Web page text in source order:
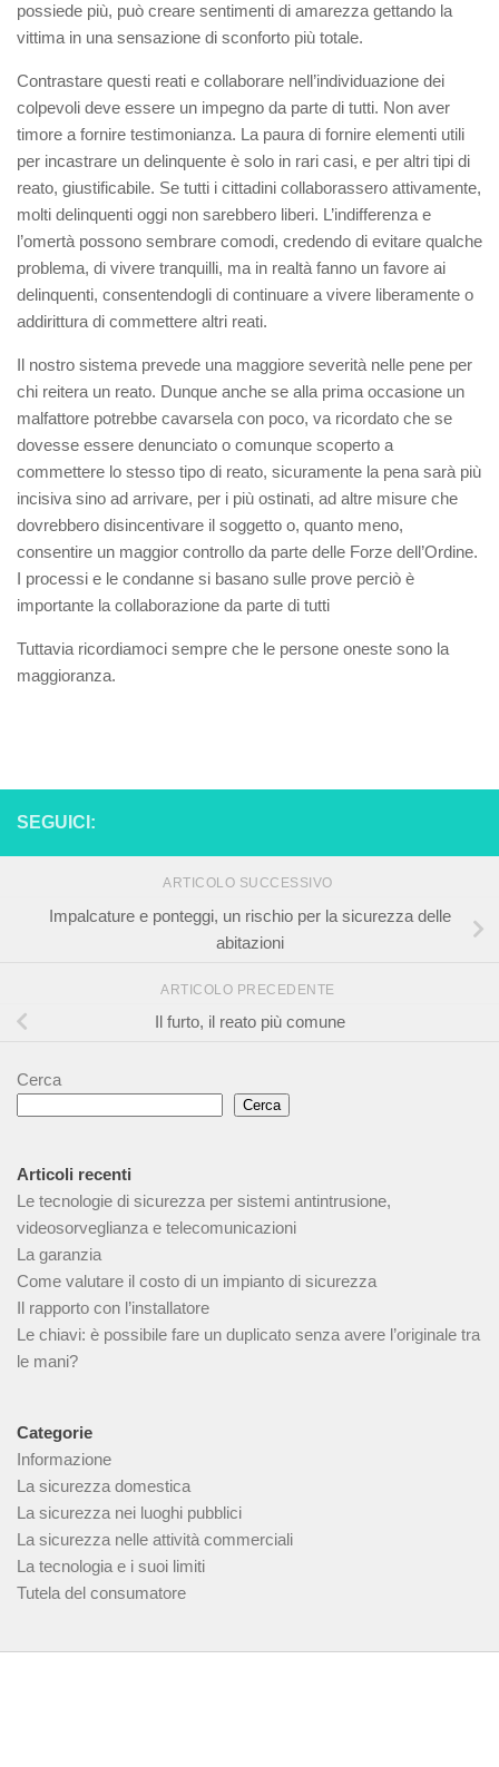
possiede più, può creare sentimenti di amarezza gettando la
vittima in una sensazione di sconforto più totale.
Contrastare questi reati e collaborare nell’individuazione dei
colpevoli deve essere un impegno da parte di tutti. Non aver
timore a fornire testimonianza. La paura di fornire elementi utili
per incastrare un delinquente è solo in rari casi, e per altri tipi di
reato, giustificabile. Se tutti i cittadini collaborassero attivamente,
molti delinquenti oggi non sarebbero liberi. L’indifferenza e
l’omertà possono sembrare comodi, credendo di evitare qualche
problema, di vivere tranquilli, ma in realtà fanno un favore ai
delinquenti, consentendogli di continuare a vivere liberamente o
addirittura di commettere altri reati.
Il nostro sistema prevede una maggiore severità nelle pene per
chi reitera un reato. Dunque anche se alla prima occasione un
malfattore potrebbe cavarsela con poco, va ricordato che se
dovesse essere denunciato o comunque scoperto a
commettere lo stesso tipo di reato, sicuramente la pena sarà più
incisiva sino ad arrivare, per i più ostinati, ad altre misure che
dovrebbero disincentivare il soggetto o, quanto meno,
consentire un maggior controllo da parte delle Forze dell’Ordine.
I processi e le condanne si basano sulle prove perciò è
importante la collaborazione da parte di tutti
Tuttavia ricordiamoci sempre che le persone oneste sono la
maggioranza.
SEGUICI:
ARTICOLO SUCCESSIVO
Impalcature e ponteggi, un rischio per la sicurezza delle
abitazioni
ARTICOLO PRECEDENTE
Il furto, il reato più comune
Cerca
Cerca
Articoli recenti
Le tecnologie di sicurezza per sistemi antintrusione,
videosorveglianza e telecomunicazioni
La garanzia
Come valutare il costo di un impianto di sicurezza
Il rapporto con l’installatore
Le chiavi: è possibile fare un duplicato senza avere l’originale tra
le mani?
Categorie
Informazione
La sicurezza domestica
La sicurezza nei luoghi pubblici
La sicurezza nelle attività commerciali
La tecnologia e i suoi limiti
Tutela del consumatore